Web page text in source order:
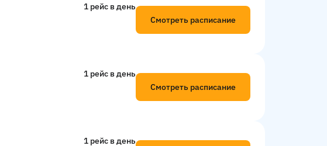
1 рейс в день
Смотреть расписание
1 рейс в день
Смотреть расписание
1 рейс в день